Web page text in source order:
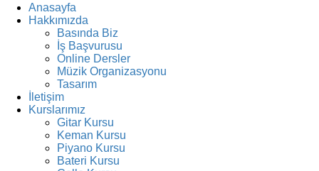
Anasayfa
Hakkımızda
Basında Biz
İş Başvurusu
Online Dersler
Müzik Organizasyonu
Tasarım
İletişim
Kurslarımız
Gitar Kursu
Keman Kursu
Piyano Kursu
Bateri Kursu